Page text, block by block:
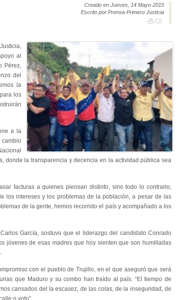
Creado en Jueves, 14 Mayo 2015
Escrito por Prensa Primero Justicia
al
Pérez,
del
la
los
a la
cambio
donde la transparencia y decencia en la actividad pública sea
facturas a quienes piensan distinto, sino todo lo contrario;
los intereses y los problemas de la población, a pesar de las
de la gente, hemos recorrido el país y acompañado a los
García, sostuvo que el liderazgo del candidato Conrado
jóvenes de esas madres que hoy sienten que son humilladas
con el pueblo de Trujillo, en el que aseguró que será
que Maduro y su combo han traído al país. “El tiempo de
cansados del la escasez, de las colas, de la inseguridad, de
o voto”.